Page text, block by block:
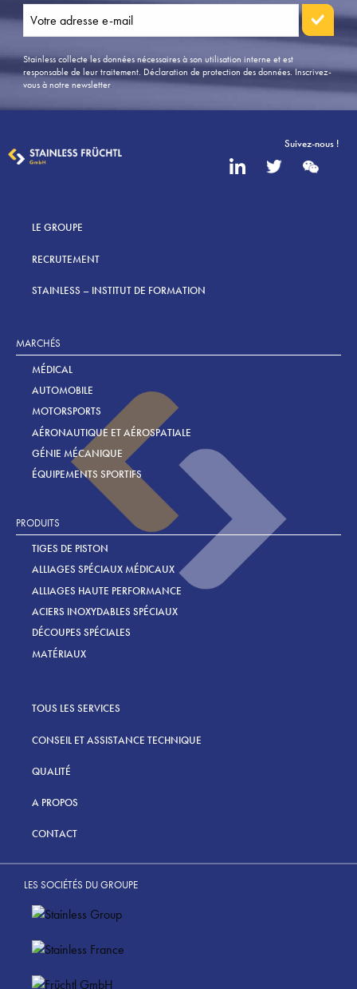
Stainless collecte les données nécessaires à son utilisation interne et est
responsable de leur traitement. Déclaration de protection des données.Inscrivez-
vous à notre newsletter.
Suivez-nous !
LE GROUPE
RECRUTEMENT
STAINLESS – INSTITUT DE FORMATION
MARCHÉS
MÉDICAL
AUTOMOBILE
MOTORSPORTS
AÉRONAUTIQUE ET AÉROSPATIALE
GÉNIE MÉCANIQUE
ÉQUIPEMENTS SPORTIFS
PRODUITS
TIGES DE PISTON
ALLIAGES SPÉCIAUX MÉDICAUX
ALLIAGES HAUTE PERFORMANCE
ACIERS INOXYDABLES SPÉCIAUX
DÉCOUPES SPÉCIALES
MATÉRIAUX
TOUS LES SERVICES
CONSEIL ET ASSISTANCE TECHNIQUE
QUALITÉ
A PROPOS
CONTACT
LES SOCIÉTÉS DU GROUPE